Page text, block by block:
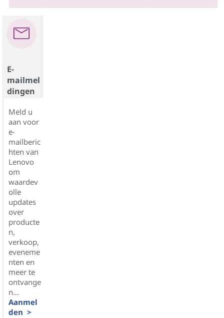
E-
mailmel
dingen
Meld u
aan voor
e-
mailberic
hten van
Lenovo
om
waardev
olle
updates
over
producte
n,
verkoop,
eveneme
nten en
meer te
ontvange
n...
Aanmel
den >